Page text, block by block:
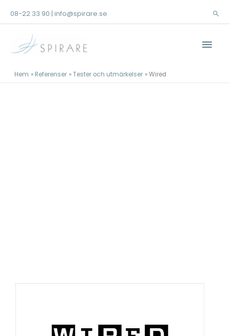
08-22 33 90 info@spirare.se Sök
Hem Referenser Tester och utmärkelser Wired